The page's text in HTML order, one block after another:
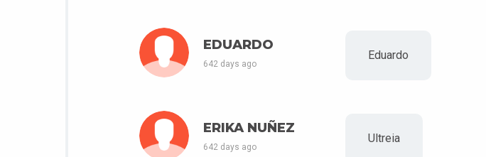
EDUARDO
642 days ago
Eduardo
ERIKA NUÑEZ
642 days ago
Ultreia